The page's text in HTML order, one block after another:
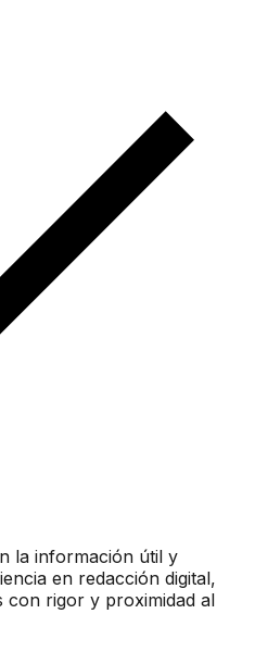
la información útil y
en redacción digital,
con rigor y proximidad al